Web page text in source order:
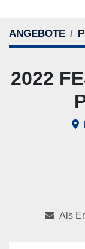
ANGEBOTE
2022
Als